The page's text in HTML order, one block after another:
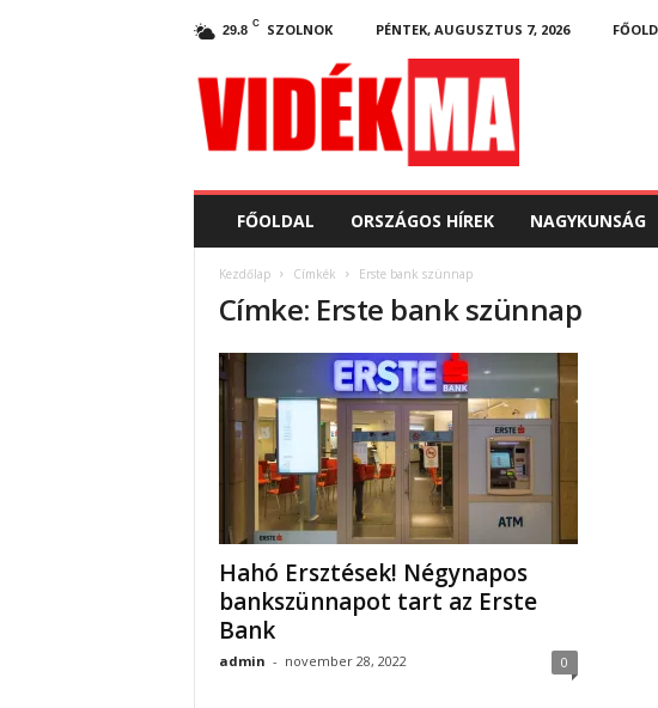
29.8 C SZOLNOK PÉNTEK, AUGUSZTUS 7, 2026
d
FŐOLDAL ORSZÁGOS HÍREK NAGYKUNSÁG
Kezdőlap Címkék Erste bank szünnap
Címke: Erste bank szünnap
Hahó Ersztések! Négynapos
bankszünnapot tart az Erste
Bank
admin - november 28, 2022 0